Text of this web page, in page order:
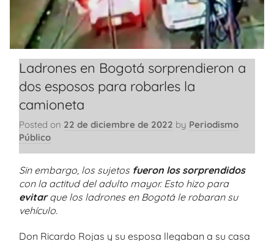
Ladrones en Bogotá sorprendieron a
dos esposos para robarles la
camioneta
Posted on 22 de diciembre de 2022 by Periodismo
Público
Sin embargo, los sujetos fueron los sorprendidos
con la actitud del adulto mayor. Esto hizo para
evitarque los ladrones en Bogotá le robaran su
vehículo.
Don Ricardo Rojas y su esposa llegaban a su casa